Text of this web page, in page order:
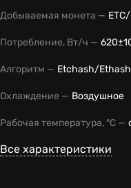
Добываемая монета —
Потребление, Вт/ч —
Алгоритм — Etchash/Ethash
Охлаждение — Воздушное
Рабочая температура, °С —
Все характеристики